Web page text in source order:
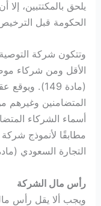
يلحق بالمكتتبين، إلا
الحكومة قبل
وتتكون شركة
الأقل ومن شركاء
(مادة 149).
المتضامنين وغيرهم
أسماء الشركاء
مطابقًا لأنموذج شركة
التجارة السعودي (مادة
رأس مال الشركة
ويجب ألا يقل رأس